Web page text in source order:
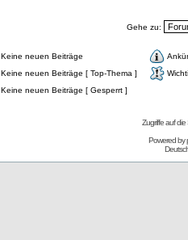
Gehe zu:
Keine neuen Beiträge
Keine neuen Beiträge [ Top-Thema ]
Keine neuen Beiträge [ Gesperrt ]
Zugriffe auf
Powered by